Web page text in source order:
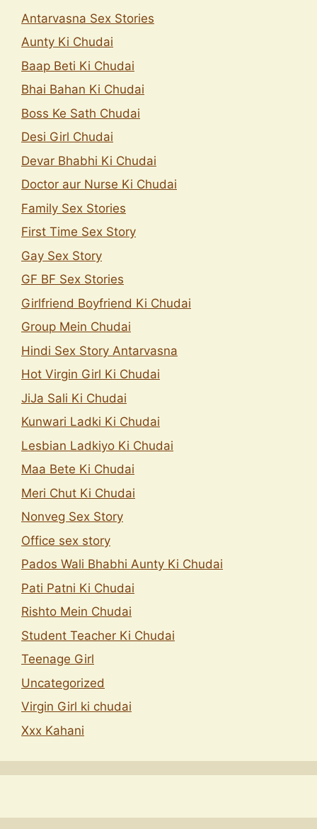
Antarvasna Sex Stories
Aunty Ki Chudai
Baap Beti Ki Chudai
Bhai Bahan Ki Chudai
Boss Ke Sath Chudai
Desi Girl Chudai
Devar Bhabhi Ki Chudai
Doctor aur Nurse Ki Chudai
Family Sex Stories
First Time Sex Story
Gay Sex Story
GF BF Sex Stories
Girlfriend Boyfriend Ki Chudai
Group Mein Chudai
Hindi Sex Story Antarvasna
Hot Virgin Girl Ki Chudai
JiJa Sali Ki Chudai
Kunwari Ladki Ki Chudai
Lesbian Ladkiyo Ki Chudai
Maa Bete Ki Chudai
Meri Chut Ki Chudai
Nonveg Sex Story
Office sex story
Pados Wali Bhabhi Aunty Ki Chudai
Pati Patni Ki Chudai
Rishto Mein Chudai
Student Teacher Ki Chudai
Teenage Girl
Uncategorized
Virgin Girl ki chudai
Xxx Kahani